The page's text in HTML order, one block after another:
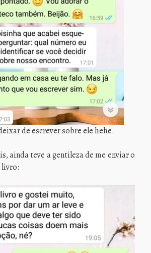
de escrever sobre ele hehe.
ainda teve a gentileza de me enviar o
livro: